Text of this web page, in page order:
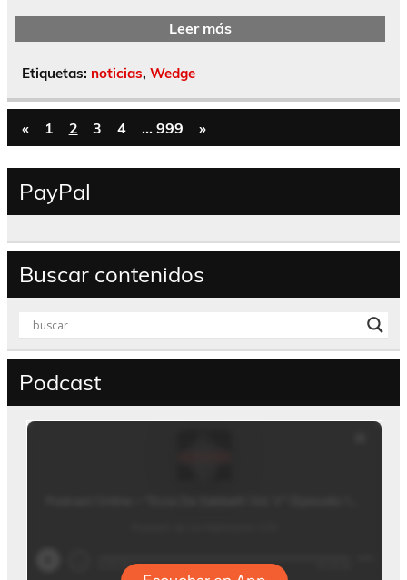
Leer más
Etiquetas: noticias, Wedge
« 1 2 3 4 … 999 »
PayPal
Buscar contenidos
Podcast